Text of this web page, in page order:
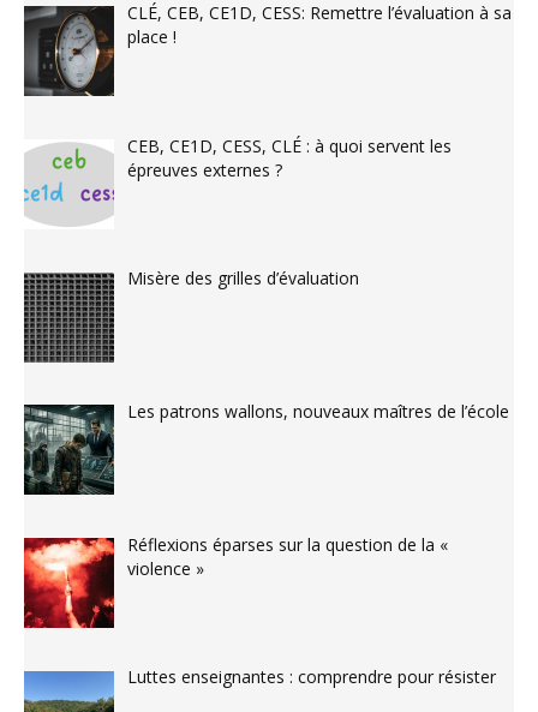
CLÉ, CEB, CE1D, CESS: Remettre l’évaluation à sa
place !
CEB, CE1D, CESS, CLÉ : à quoi servent les
épreuves externes ?
Misère des grilles d’évaluation
Les patrons wallons, nouveaux maîtres de l’école
Réflexions éparses sur la question de la «
violence »
Luttes enseignantes : comprendre pour résister